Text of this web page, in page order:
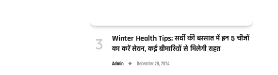
Winter Health Tips: सर्दी की बरसात में इन 5 चीजों
का करें सेवन, कई बीमारियों से मिलेगी राहत
Admin December 29, 2024